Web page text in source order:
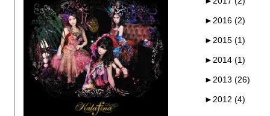
► 2016 (2)
► 2015 (1)
► 2014 (1)
► 2013 (26)
► 2012 (4)